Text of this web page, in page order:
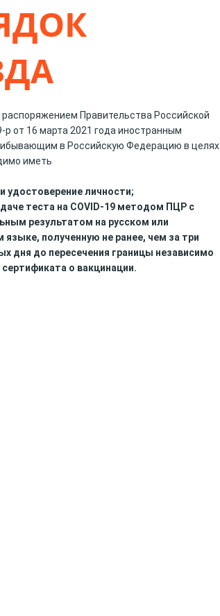
распоряжением Правительства Российской
от 16 марта 2021 года иностранным
в Российскую Федерацию в целях
иметь
удостоверение личности;
теста на COVID-19 методом ПЦР с
результатом на русском или
языке, полученную не ранее, чем за три
дня до пересечения границы независимо
сертификата о вакцинации.